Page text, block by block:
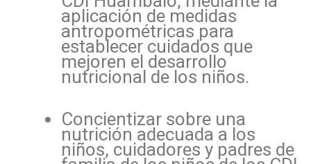
aplicación de medidas
antropométricas para
establecer cuidados que
mejoren el desarrollo
nutricional de los niños.
Concientizar sobre una
nutrición adecuada a los
niños, cuidadores y padres de